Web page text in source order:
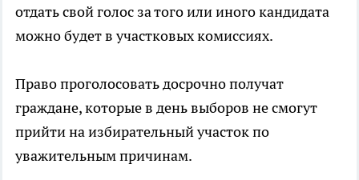
отдать свой голос за того или иного кандидата
можно будет в участковых комиссиях.
Право проголосовать досрочно получат
граждане, которые в день выборов не смогут
прийти на избирательный участок по
уважительным причинам.